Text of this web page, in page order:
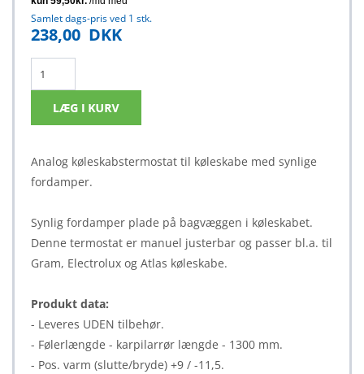
Samlet dags-pris ved 1 stk.
238,00 DKK
Analog køleskabstermostat til køleskabe med synlige
fordamper.
Synlig fordamper plade på bagvæggen i køleskabet.
Denne termostat er manuel justerbar og passer bl.a. til
Gram, Electrolux og Atlas køleskabe.
Produkt data:
- Leveres UDEN tilbehør.
- Følerlængde - karpilarrør længde - 1300 mm.
- Pos. varm (slutte/bryde) +9 / -11,5.